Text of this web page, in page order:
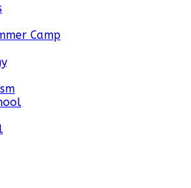
Camp